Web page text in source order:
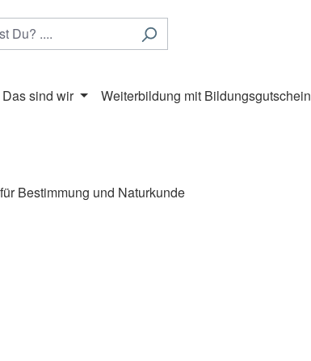
Das sind wir Weiterbildung mit Bildungsgutschein